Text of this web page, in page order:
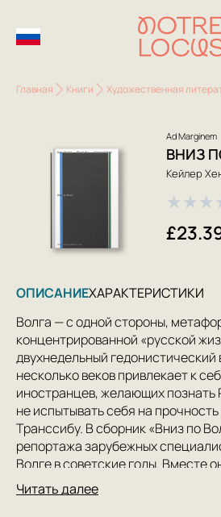
Главная Книги Художественная
Ad Marginem
ВНИЗ
Кейлер
★★★
ОПИСАНИЕХАРАКТЕРИСТИКИ
Волга — с одной стороны,
концентрированной «русской
двухнедельный
несколько веков привлекает к
иностранцев, желающих познать
не испытывать себя на
Транссибу. В сборник «Вниз по
репортажа зарубежных
Волге в советские годы. Вместе
только интересный взгляд на
великого эксперимента», но и
Читать далее